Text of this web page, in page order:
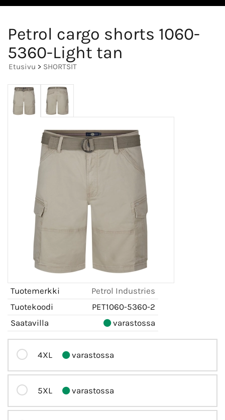
Petrol cargo shorts 1060-
5360-Light tan
Etusivu > SHORTSIT
Tuotemerkki
Petrol Industries
Tuotekoodi
PET1060-5360-2
Saatavilla
varastossa
4XL varastossa
5XL varastossa